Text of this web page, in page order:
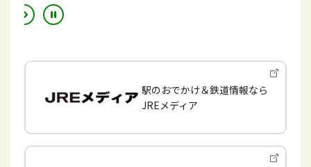
駅のおでかけ＆鉄道情報なら
JREメディア